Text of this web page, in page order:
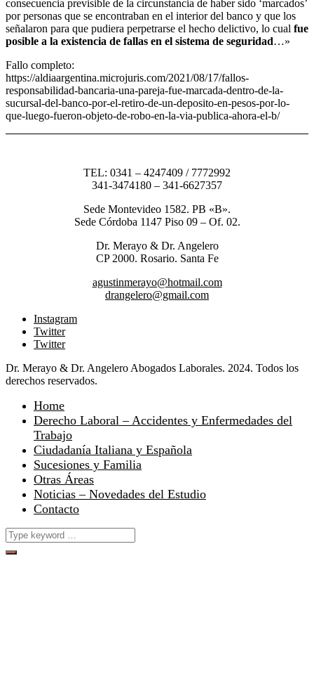
consecuencia previsible de la circunstancia de haber sido ‘marcados’
por personas que se encontraban en el interior del banco y que los
señalaron para que pudiera perpetrarse el hecho delictivo, lo cual fue
posible a la existencia de fallas en el sistema de seguridad…»
Fallo completo:
https://aldiaargentina.microjuris.com/2021/08/17/fallos-
responsabilidad-bancaria-una-pareja-fue-marcada-dentro-de-la-
sucursal-del-banco-por-el-retiro-de-un-deposito-en-pesos-por-lo-
que-luego-fueron-objeto-de-robo-en-la-via-publica-ahora-el-b/
TEL: 0341 – 4247409 / 7772992
341-3474180 – 341-6627357
Sede Montevideo 1582. PB «B».
Sede Córdoba 1147 Piso 09 – Of. 02.
Dr. Merayo & Dr. Angelero
CP 2000. Rosario. Santa Fe
agustinmerayo@hotmail.com
drangelero@gmail.com
Instagram
Twitter
Twitter
Dr. Merayo & Dr. Angelero Abogados Laborales. 2024. Todos los
derechos reservados.
Home
Derecho Laboral – Accidentes y Enfermedades del
Trabajo
Ciudadanía Italiana y Española
Sucesiones y Familia
Otras Áreas
Noticias – Novedades del Estudio
Contacto